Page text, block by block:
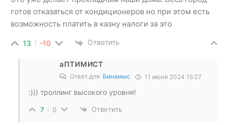
готов отказаться от кондиционеров но при этом есть
возможность платить в казну налоги за это
13 -10 Ответить
аПТИМИСТ
Ответ для Бинамыс 11 июня 2024 15:27
:))) троллинг высокого уровня!
7 0 Ответить